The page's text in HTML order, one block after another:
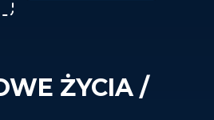
ŻYCIA /